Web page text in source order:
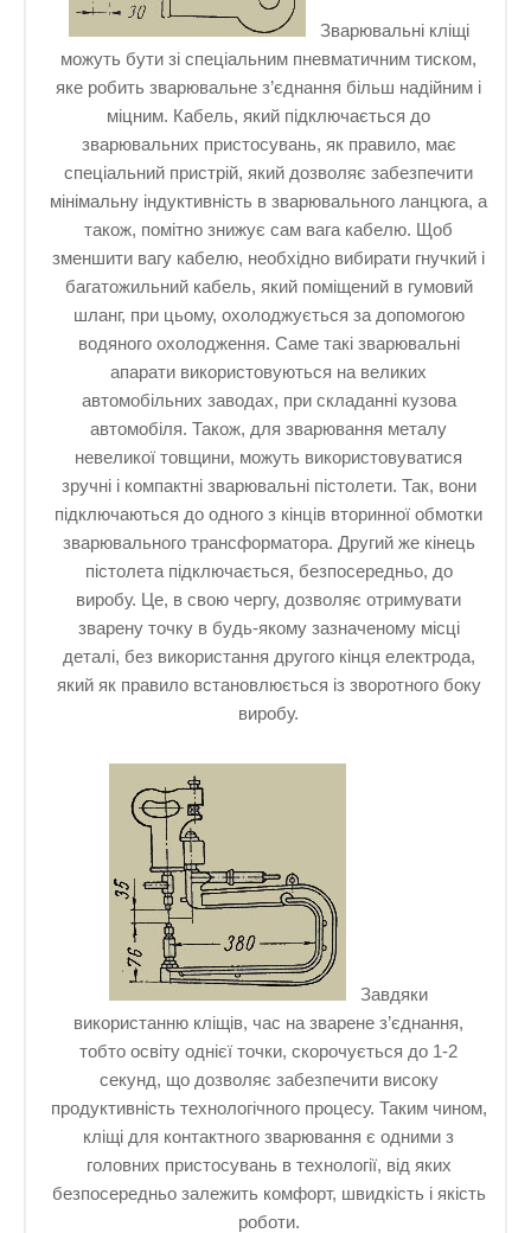
Зварювальні кліщі
можуть бути зі спеціальним пневматичним тиском,
яке робить зварювальне з’єднання більш надійним і
міцним. Кабель, який підключається до
зварювальних пристосувань, як правило, має
спеціальний пристрій, який дозволяє забезпечити
мінімальну індуктивність в зварювального ланцюга, а
також, помітно знижує сам вага кабелю. Щоб
зменшити вагу кабелю, необхідно вибирати гнучкий і
багатожильний кабель, який поміщений в гумовий
шланг, при цьому, охолоджується за допомогою
водяного охолодження. Саме такі зварювальні
апарати використовуються на великих
автомобільних заводах, при складанні кузова
автомобіля. Також, для зварювання металу
невеликої товщини, можуть використовуватися
зручні і компактні зварювальні пістолети. Так, вони
підключаються до одного з кінців вторинної обмотки
зварювального трансформатора. Другий же кінець
пістолета підключається, безпосередньо, до
виробу. Це, в свою чергу, дозволяє отримувати
зварену точку в будь-якому зазначеному місці
деталі, без використання другого кінця електрода,
який як правило встановлюється із зворотного боку
виробу.
Завдяки
використанню кліщів, час на зварене з’єднання,
тобто освіту однієї точки, скорочується до 1-2
секунд, що дозволяє забезпечити високу
продуктивність технологічного процесу. Таким чином,
кліщі для контактного зварювання є одними з
головних пристосувань в технології, від яких
безпосередньо залежить комфорт, швидкість і якість
роботи.